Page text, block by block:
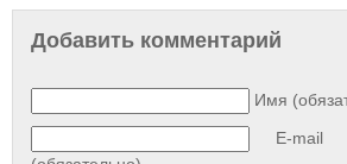
Добавить комментарий
Имя
E-mail